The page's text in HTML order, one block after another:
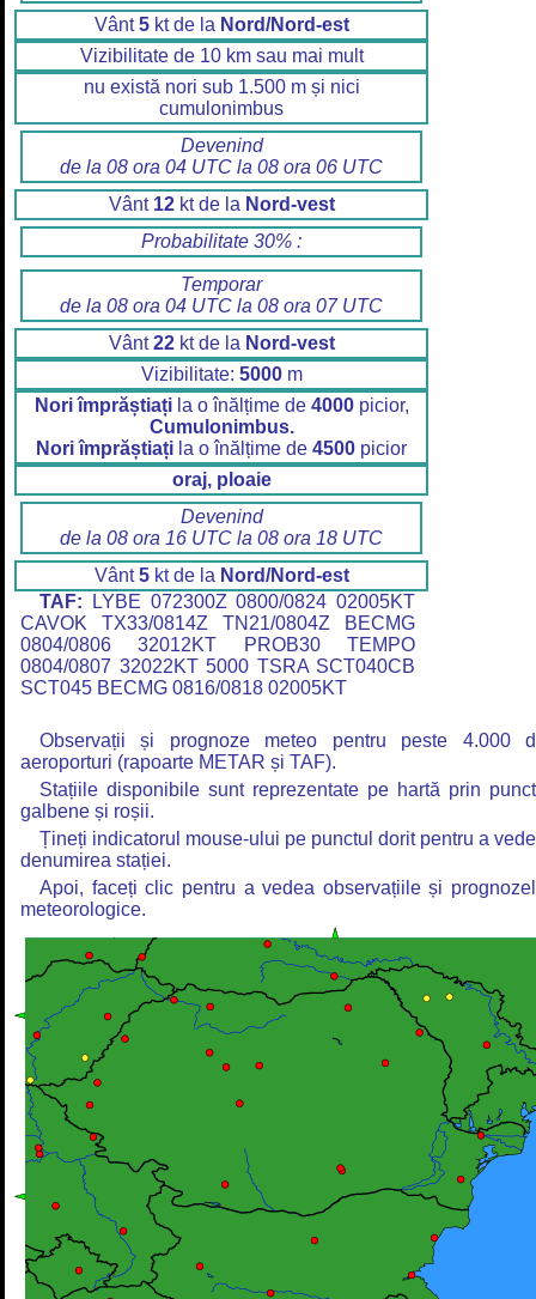
Vânt5kt de la Nord/Nord-est
Vizibilitate de 10 km sau mai mult
nu există nori sub 1.500 m și nici
cumulonimbus
Devenind
de la 08 ora 04 UTC la 08 ora 06 UTC
Vânt 12kt de la Nord-vest
Probabilitate 30% :
Temporar
de la 08 ora 04 UTC la 08 ora 07 UTC
Vânt22kt de la Nord-vest
Vizibilitate: 5000m
Nori împrăștiațila o înălțime de 4000picior,
Cumulonimbus.
Nori împrăștiați la o înălțime de 4500 picior
oraj, ploaie
Devenind
de la 08 ora 16 UTC la 08 ora 18 UTC
Vânt5kt de la Nord/Nord-est
TAF: LYBE 072300Z 0800/0824 02005KT
CAVOK TX33/0814Z TN21/0804Z BECMG
0804/0806 32012KT PROB30 TEMPO
0804/0807 32022KT 5000 TSRA SCT040CB
SCT045 BECMG 0816/0818 02005KT
Observații și prognoze meteo pentru peste 4.000
aeroporturi (rapoarte METAR și TAF).
Stațiile disponibile sunt reprezentate pe hartă prin
galbene și roșii.
Țineți indicatorul mouse-ului pe punctul dorit pentru a
denumirea stației.
Apoi, faceți clic pentru a vedea observațiile și
meteorologice.